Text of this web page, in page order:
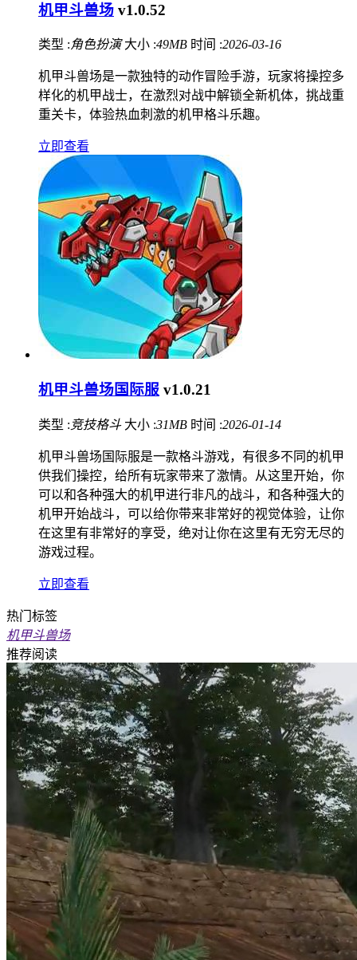
机甲斗兽场 v1.0.52
类型 :角色扮演 大小 :49MB 时间 :2026-03-16
机甲斗兽场是一款独特的动作冒险手游，玩家将操控多
样化的机甲战士，在激烈对战中解锁全新机体，挑战重
重关卡，体验热血刺激的机甲格斗乐趣。
立即查看
机甲斗兽场国际服 v1.0.21
类型 : 竞技格斗 大小 :31MB 时间 :2026-01-14
机甲斗兽场国际服是一款格斗游戏，有很多不同的机甲
供我们操控，给所有玩家带来了激情。从这里开始，你
可以和各种强大的机甲进行非凡的战斗，和各种强大的
机甲开始战斗，可以给你带来非常好的视觉体验，让你
在这里有非常好的享受，绝对让你在这里有无穷无尽的
游戏过程。
立即查看
热门标签
机甲斗兽场
推荐阅读